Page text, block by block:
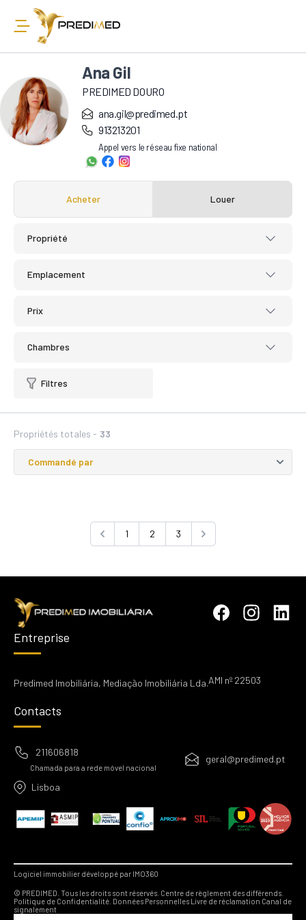
Ana Gil
PREDIMED DOURO
ana.gil@predimed.pt
913213201
Appel vers le réseau fixe national
Acheter Louer
Propriété
Emplacement
Prix
Chambres
Filtres
Propriétés totales - 33
Previous
1 2 3
Next
Entreprise
Predimed Imobiliária, Mediação Imobiliária Lda.AMI nº 22503
Contacts
211606818
Chamada para a rede móvel nacional
geral@predimed.pt
Lisboa
Logiciel immobilier développé par IMO360
© PREDIMED. Tous les droits sont réservés. Centre de règlement des différends.
Politique de Confidentialité. Données PersonnellesLivre de réclamation Canal de
signalement